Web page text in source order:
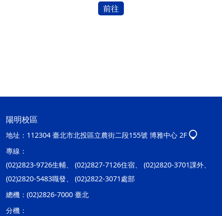
前往
陽明校區
地址： 112304 臺北市北投區立農街二段155號 博雅中心 2F
專線：
(02)2823-9726生輔、 (02)2827-7126住宿、 (02)2820-3701課外、
(02)2820-5483職發、 (02)2822-3071處部
總機： (02)2826-7000 臺北
分機：